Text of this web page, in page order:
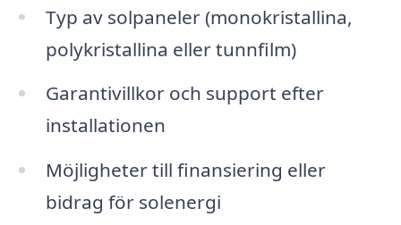
Typ av solpaneler (monokristallina,
polykristallina eller tunnfilm)
Garantivillkor och support efter
installationen
Möjligheter till finansiering eller
bidrag för solenergi